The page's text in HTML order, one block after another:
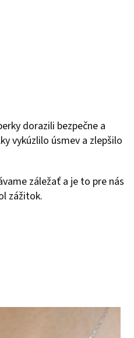
dorazili bezpečne a
vykúzlilo úsmev a zlepšilo
záležať a je to pre nás
zážitok.